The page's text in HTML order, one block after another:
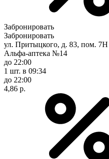
Забронировать
Забронировать
ул. Притыцкого, д. 83, пом. 7Н
Альфа-аптека №14
до 22:00
1 шт. в 09:34
до 22:00
4,86 р.